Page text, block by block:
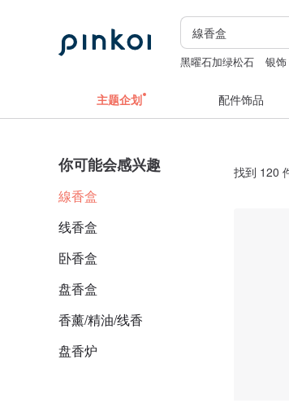
黑曜石加绿松石 银饰
主题企划 配件饰品
你可能会感兴趣
線香盒
线香盒
卧香盒
盘香盒
香薰/精油/线香
盘香炉
找到 120